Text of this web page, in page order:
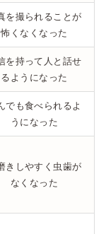
を撮られることが
怖くなくなった
を持って人と話せ
るようになった
でも食べられるよ
うになった
きしやすく虫歯が
なくなった